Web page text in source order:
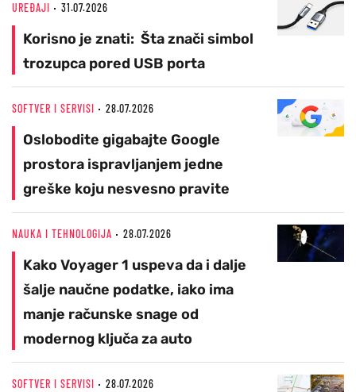
UREĐAJI 31.07.2026
Korisno je znati: Šta znači simbol
trozupca pored USB porta
SOFTVER I SERVISI 28.07.2026
Oslobodite gigabajte Google
prostora ispravljanjem jedne
greške koju nesvesno pravite
NAUKA I TEHNOLOGIJA 28.07.2026
Kako Voyager 1 uspeva da i dalje
šalje naučne podatke, iako ima
manje računske snage od
modernog ključa za auto
SOFTVER I SERVISI 28.07.2026